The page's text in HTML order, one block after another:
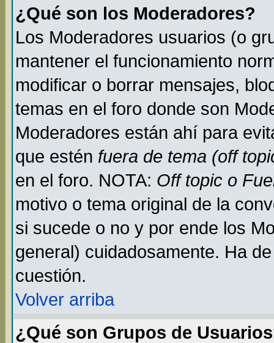
¿Qué son los Moderadores?
Los Moderadores usuarios (o
mantener el funcionamiento
modificar o borrar mensajes,
temas en el foro donde son
Moderadores están ahí para
que estén fuera de tema (off
en el foro. NOTA: Off topic o
motivo o tema original de la
si sucede o no y por ende los
general) cuidadosamente. Ha
cuestión.
Volver arriba
¿Qué son Grupos de